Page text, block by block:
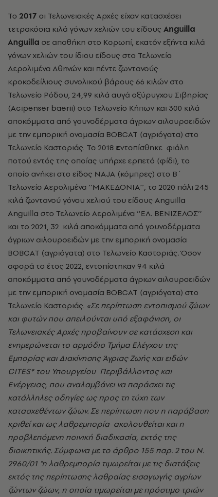
Το 2017 οι Τελωνειακές Αρχές είχαν κατασχέσει
τετρακόσια κιλά γόνων χελιών του είδους Anguilla
Anguilla σε αποθήκη στο Κορωπί, εκατόν εξήντα κιλά
γόνων χελιών του ίδιου είδους στο Τελωνείο
Αερολιμένα Αθηνών και πέντε ζωντανούς
κροκοδείλιους συνολικού βάρους 66 κιλών στο
Τελωνείο Ρόδου, 24,99 κιλά αυγά οξύρυγχου Σιβηρίας
(Acipenser baerii) στο Τελωνείο Κήπων και 300 κιλά
αποκόμματα από γουνοδέρματα άγριων αιλουροειδών
με την εμπορική ονομασία BOBCAT (αγριόγατα) στο
Τελωνείο Καστοριάς. Το 2018 εντοπίσθηκε φιάλη
ποτού εντός της οποίας υπήρχε ερπετό (φίδι), το
οποίο ανήκει στο είδος NAJA (κόμπρες) στο Β΄
Τελωνείο Αερολιμένα ‘’ΜΑΚΕΔΟΝΙΑ’’, το 2020 πάλι 245
κιλά ζωντανού γόνου χελιού του είδους Anguilla
Anguilla στο Τελωνείο Αερολιμένα ‘’ΕΛ. ΒΕΝΙΖΕΛΟΣ’’
και το 2021, 32 κιλά αποκόμματα από γουνοδέρματα
άγριων αιλουροειδών με την εμπορική ονομασία
BOBCAT (αγριόγατα) στο Τελωνείο Καστοριάς. Όσον
αφορά το έτος 2022, εντοπίστηκαν 94 κιλά
αποκόμματα από γουνοδέρματα άγριων αιλουροειδών
με την εμπορική ονομασία BOBCAT (αγριόγατα) στο
Τελωνείο Καστοριάς. «Σε περίπτωση εντοπισμού ζώων
και φυτών που απειλούνται υπό εξαφάνιση, οι
Τελωνειακές Αρχές προβαίνουν σε κατάσχεση και
ενημερώνεται το αρμόδιο Τμήμα Ελέγχου της
Εμπορίας και Διακίνησης Άγριας Ζωής και ειδών
CITES* του Υπουργείου Περιβάλλοντος και
Ενέργειας, που αναλαμβάνει να παράσχει τις
κατάλληλες οδηγίες ως προς τη τύχη των
κατασχεθέντων ζώων. Σε περίπτωση που η παράβαση
κριθεί και ως λαθρεμπορία ακολουθείται και η
προβλεπόμενη ποινική διαδικασία, εκτός της
διοικητικής. Σύμφωνα με το άρθρο 155 παρ. 2 του Ν.
2960/01 "η λαθρεμπορία τιμωρείται με τις διατάξεις
εκτός της περίπτωσης λαθραίας εισαγωγής αγρίων
ζώντων ζώων, η οποία τιμωρείται με πρόστιμο τριών